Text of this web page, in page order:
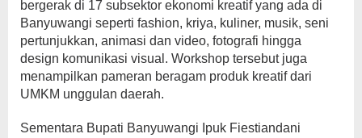
bergerak di 17 subsektor ekonomi kreatif yang ada di
Banyuwangi seperti fashion, kriya, kuliner, musik, seni
pertunjukkan, animasi dan video, fotografi hingga
design komunikasi visual. Workshop tersebut juga
menampilkan pameran beragam produk kreatif dari
UMKM unggulan daerah.
Sementara Bupati Banyuwangi Ipuk Fiestiandani